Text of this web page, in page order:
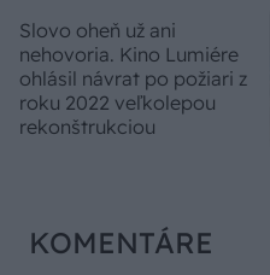
Slovo oheň už ani
nehovoria. Kino Lumiére
ohlásil návrat po požiari z
roku 2022 veľkolepou
rekonštrukciou
KOMENTÁRE